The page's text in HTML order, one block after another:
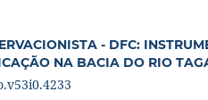
- DFC:
NA BACIA DO RIO